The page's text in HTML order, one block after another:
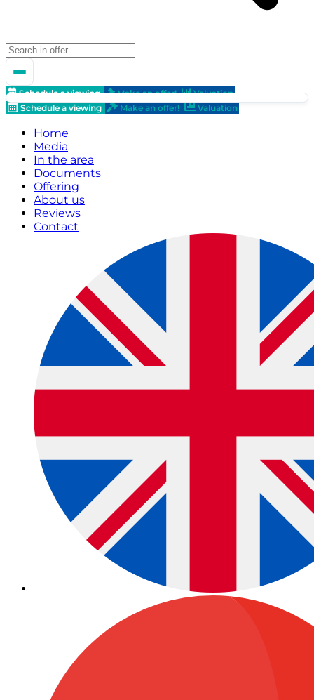
Schedule a viewing Make an offer!
Valuation
Schedule a viewing
Make an offer! Valuation
Home
Media
In the area
Documents
Offering
About us
Reviews
Contact